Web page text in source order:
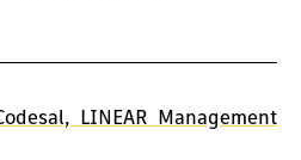
LINEAR Management